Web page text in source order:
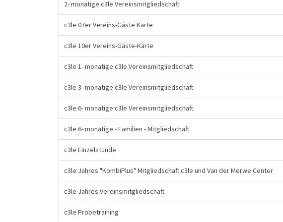
2- monatige c3le Vereinsmitgliedschaft
c3le 07er Vereins-Gäste Karte
c3le 10er Vereins-Gäste-Karte
c3le 1- monatige c3le Vereinsmitgliedschaft
c3le 3- monatige c3le Vereinsmitgliedschaft
c3le 6- monatige c3le Vereinsmitgliedschaft
c3le 6- monatige - Familien - Mitgliedschaft
c3le Einzelstunde
c3le Jahres "KombiPlus" Mitgliedschaft c3le und Van der Merwe Center
c3le Jahres Vereinsmitgliedschaft
c3le Probetraining